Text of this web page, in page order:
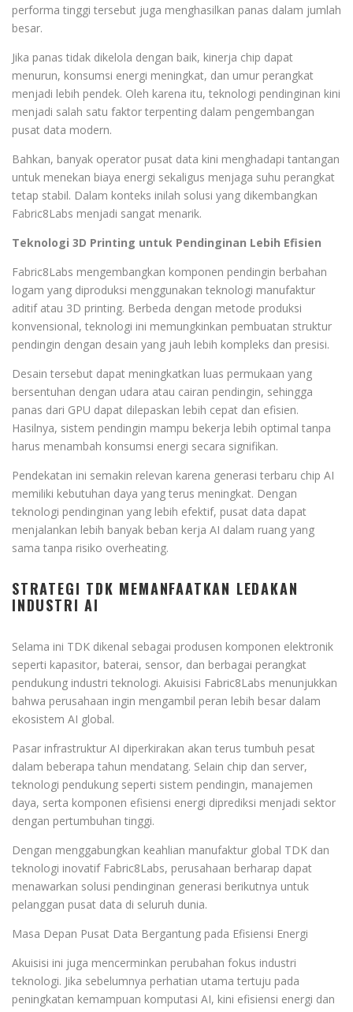
performa tinggi tersebut juga menghasilkan panas dalam jumlah
besar.
Jika panas tidak dikelola dengan baik, kinerja chip dapat
menurun, konsumsi energi meningkat, dan umur perangkat
menjadi lebih pendek. Oleh karena itu, teknologi pendinginan kini
menjadi salah satu faktor terpenting dalam pengembangan
pusat data modern.
Bahkan, banyak operator pusat data kini menghadapi tantangan
untuk menekan biaya energi sekaligus menjaga suhu perangkat
tetap stabil. Dalam konteks inilah solusi yang dikembangkan
Fabric8Labs menjadi sangat menarik.
Teknologi 3D Printing untuk Pendinginan Lebih Efisien
Fabric8Labs mengembangkan komponen pendingin berbahan
logam yang diproduksi menggunakan teknologi manufaktur
aditif atau 3D printing. Berbeda dengan metode produksi
konvensional, teknologi ini memungkinkan pembuatan struktur
pendingin dengan desain yang jauh lebih kompleks dan presisi.
Desain tersebut dapat meningkatkan luas permukaan yang
bersentuhan dengan udara atau cairan pendingin, sehingga
panas dari GPU dapat dilepaskan lebih cepat dan efisien.
Hasilnya, sistem pendingin mampu bekerja lebih optimal tanpa
harus menambah konsumsi energi secara signifikan.
Pendekatan ini semakin relevan karena generasi terbaru chip AI
memiliki kebutuhan daya yang terus meningkat. Dengan
teknologi pendinginan yang lebih efektif, pusat data dapat
menjalankan lebih banyak beban kerja AI dalam ruang yang
sama tanpa risiko overheating.
STRATEGI TDK MEMANFAATKAN LEDAKAN
INDUSTRI AI
Selama ini TDK dikenal sebagai produsen komponen elektronik
seperti kapasitor, baterai, sensor, dan berbagai perangkat
pendukung industri teknologi. Akuisisi Fabric8Labs menunjukkan
bahwa perusahaan ingin mengambil peran lebih besar dalam
ekosistem AI global.
Pasar infrastruktur AI diperkirakan akan terus tumbuh pesat
dalam beberapa tahun mendatang. Selain chip dan server,
teknologi pendukung seperti sistem pendingin, manajemen
daya, serta komponen efisiensi energi diprediksi menjadi sektor
dengan pertumbuhan tinggi.
Dengan menggabungkan keahlian manufaktur global TDK dan
teknologi inovatif Fabric8Labs, perusahaan berharap dapat
menawarkan solusi pendinginan generasi berikutnya untuk
pelanggan pusat data di seluruh dunia.
Masa Depan Pusat Data Bergantung pada Efisiensi Energi
Akuisisi ini juga mencerminkan perubahan fokus industri
teknologi. Jika sebelumnya perhatian utama tertuju pada
peningkatan kemampuan komputasi AI, kini efisiensi energi dan